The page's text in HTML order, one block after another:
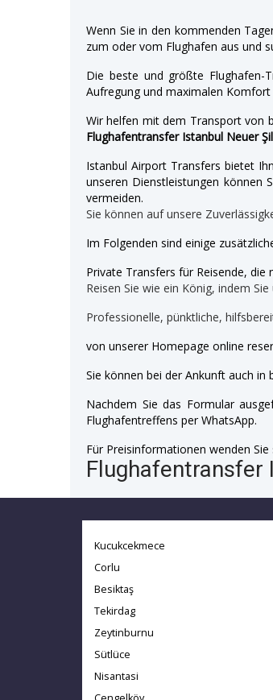
Wenn Sie in den kommenden
zum oder vom Flughafen aus und
Die beste und größte Flughafen-
Aufregung und maximalen Komfort
Wir helfen mit dem Transport von
Flughafentransfer Istanbul Neuer
Istanbul Airport Transfers bietet
unseren Dienstleistungen können
vermeiden.
Sie können auf unsere
Im Folgenden sind einige
Private Transfers für Reisende, die
Reisen Sie wie ein König, indem
Professionelle, pünktliche,
von unserer Homepage online
Sie können bei der Ankunft auch in
Nachdem Sie das Formular
Flughafentreffens per WhatsApp.
Für Preisinformationen wenden
Flughafentransfer
Kucukcekmece
Corlu
Besiktaş
Tekirdag
Zeytinburnu
Sütlüce
Nisantasi